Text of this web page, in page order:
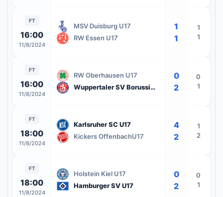
FT
16:00
11/8/2024
MSV Duisburg U17
RW Essen U17
1
1
1
1
FT
16:00
11/8/2024
RW Oberhausen U17
Wuppertaler SV Borussia U17
0
2
0
1
FT
18:00
11/8/2024
Karlsruher SC U17
Kickers OffenbachU17
4
2
1
2
FT
18:00
11/8/2024
Holstein Kiel U17
Hamburger SV U17
0
2
0
1